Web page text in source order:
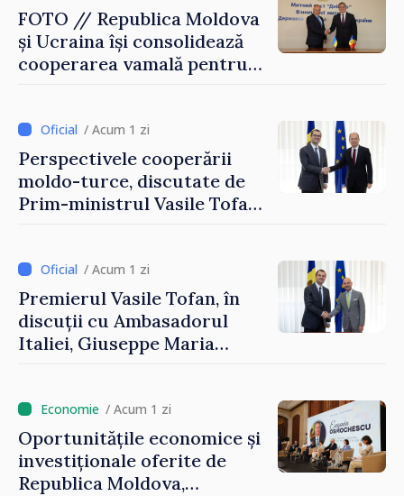
FOTO // Republica Moldova
și Ucraina își consolidează
cooperarea vamală pentru
Reuniune la Moghiliov-
Podolsk
/ Acum 1 zi
Perspectivele cooperării
moldo-turce, discutate de
Prim-ministrul Vasile Tofan
/ Acum 1 zi
Premierul Vasile Tofan, în
discuții cu Ambasadorul
Italiei, Giuseppe Maria
/ Acum 1 zi
Oportunitățile economice și
investiționale oferite de
Republica Moldova,